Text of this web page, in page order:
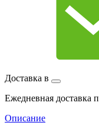
Доставка в
Ежедневная доставка
Описание